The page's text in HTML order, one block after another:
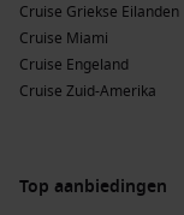
Cruise Griekse Eilanden
Cruise Miami
Cruise Engeland
Cruise Zuid-Amerika
Top aanbiedingen